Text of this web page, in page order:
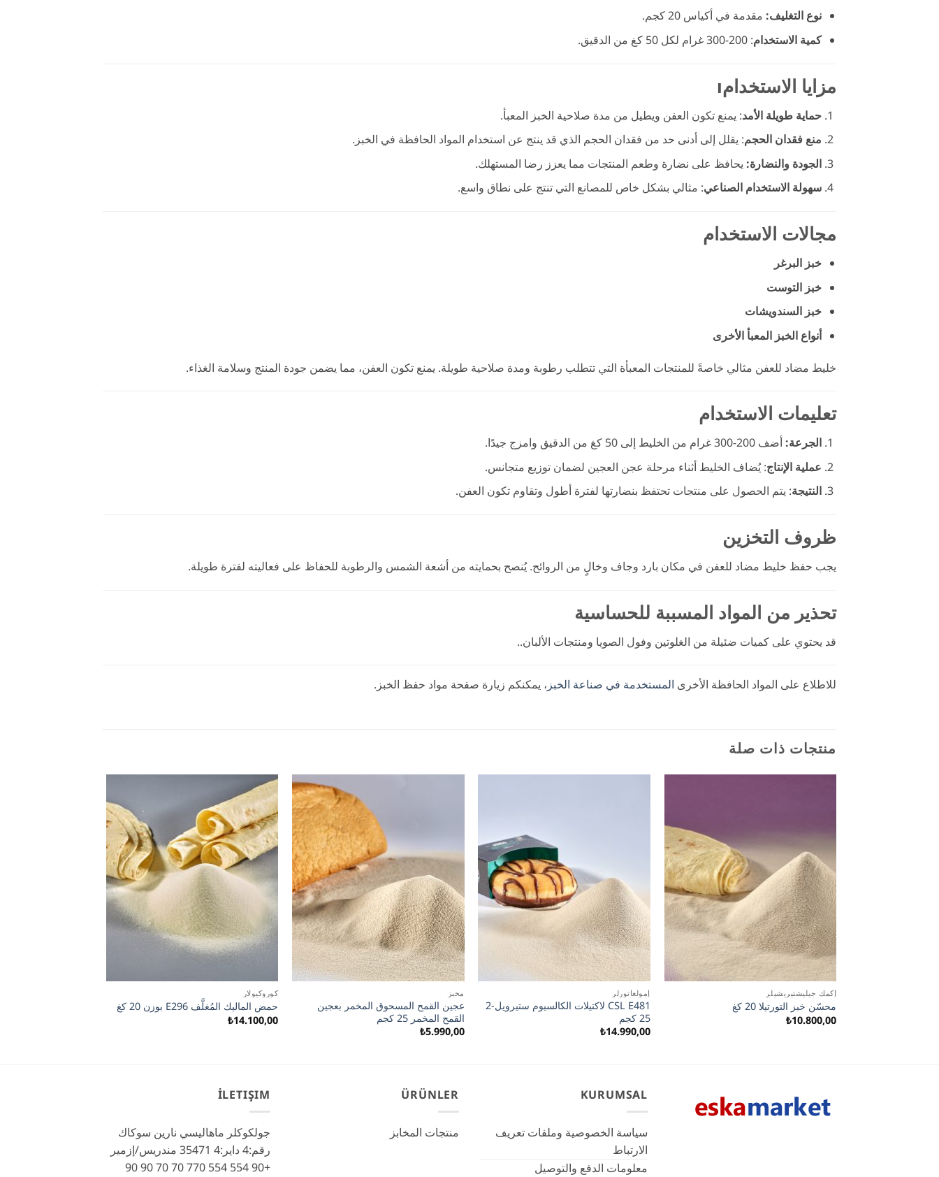
نوع التغليف: مقدمة في أكياس 20 كجم.
كمية الاستخدام: 200-300 غرام لكل 50 كغ من الدقيق.
مزايا الاستخدامı
حماية طويلة الأمد: يمنع تكون العفن ويطيل من مدة صلاحية الخبز المعبأ.
منع فقدان الحجم: يقلل إلى أدنى حد من فقدان الحجم الذي قد ينتج عن استخدام المواد الحافظة في الخبز.
الجودة والنضارة: يحافظ على نضارة وطعم المنتجات مما يعزز رضا المستهلك.
سهولة الاستخدام الصناعي: مثالي بشكل خاص للمصانع التي تنتج على نطاق واسع.
مجالات الاستخدام
خبز البرغر
خبز التوست
خبز السندويشات
أنواع الخبز المعبأ الأخرى
خليط مضاد للعفن مثالي خاصةً للمنتجات المعبأة التي تتطلب رطوبة ومدة صلاحية طويلة. يمنع تكون العفن، مما يضمن جودة المنتج وسلامة الغذاء.
تعليمات الاستخدام
الجرعة: أضف 200-300 غرام من الخليط إلى 50 كغ من الدقيق وامزج جيدًا.
عملية الإنتاج: يُضاف الخليط أثناء مرحلة عجن العجين لضمان توزيع متجانس.
النتيجة: يتم الحصول على منتجات تحتفظ بنضارتها لفترة أطول وتقاوم تكون العفن.
ظروف التخزين
يجب حفظ خليط مضاد للعفن في مكان بارد وجاف وخالٍ من الروائح. يُنصح بحمايته من أشعة الشمس والرطوبة للحفاظ على فعاليته لفترة طويلة.
تحذير من المواد المسببة للحساسية
قد يحتوي على كميات ضئيلة من الغلوتين وفول الصويا ومنتجات الألبان..
للاطلاع على المواد الحافظة الأخرى المستخدمة في صناعة الخبز ، يمكنكم زيارة صفحة مواد حفظ الخبز.
منتجات ذات صلة
إكمك جيليشتيريشيلر
محسّن خبز التورتيلا 20 كغ
₺10.800,00
إمولغاتورلر
CSL E481 لاكتيلات الكالسيوم ستيرويل-2
25 كجم
₺14.990,00
مخبز
عجين القمح المسحوق المخمر بعجين
القمح المخمر 25 كجم
₺5.990,00
كوروكيولار
حمض الماليك المُغلَّف E296 بوزن 20 كغ
₺14.100,00
KURUMSAL
سياسة الخصوصية وملفات تعريف
الارتباط
معلومات الدفع والتوصيل
ÜRÜNLER
منتجات المخابز
İLETIŞIM
جولكوكلر ماهاليسي نارين سوكاك
رقم:4 داير:4 35471 مندريس/إزمير
+90 554 554 770 70 70 90 90